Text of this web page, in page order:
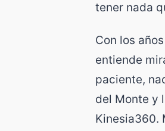
tener nada
Con los
entiende
paciente,
del Monte y
Kinesia360.